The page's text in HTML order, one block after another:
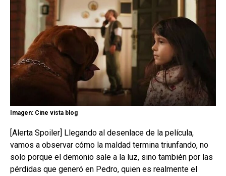
Imagen: Cine vista blog
[Alerta Spoiler] Llegando al desenlace de la película,
vamos a observar cómo la maldad termina triunfando, no
solo porque el demonio sale a la luz, sino también por las
pérdidas que generó en Pedro, quien es realmente el